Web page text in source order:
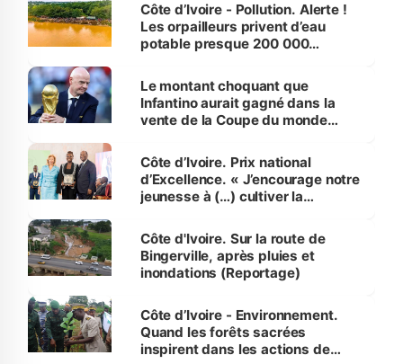
Côte d’Ivoire - Pollution. Alerte !
Les orpailleurs privent d’eau
potable presque 200 000
Le montant choquant que
Infantino aurait gagné dans la
vente de la Coupe du monde
Côte d’Ivoire. Prix national
d’Excellence. « J’encourage notre
jeunesse à (…) cultiver la
(Alassane Ouattara
Côte d'Ivoire. Sur la route de
Bingerville, après pluies et
inondations (Reportage)
Côte d’Ivoire - Environnement.
Quand les forêts sacrées
inspirent dans les actions de